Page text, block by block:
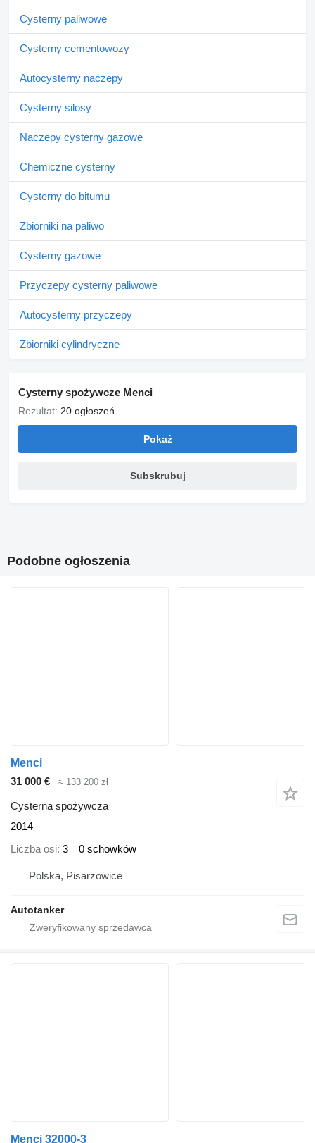
Cysterny paliwowe
Cysterny cementowozy
Autocysterny naczepy
Cysterny silosy
Naczepy cysterny gazowe
Chemiczne cysterny
Cysterny do bitumu
Zbiorniki na paliwo
Cysterny gazowe
Przyczepy cysterny paliwowe
Autocysterny przyczepy
Zbiorniki cylindryczne
Cysterny spożywcze Menci
Rezultat: 20 ogłoszeń
Pokaż
Subskrubuj
Podobne ogłoszenia
Menci
31 000 €
≈ 133 200 zł
Cysterna spożywcza
2014
Liczba osi 3 0 schowków
Polska, Pisarzowice
Autotanker
Menci 32000-3